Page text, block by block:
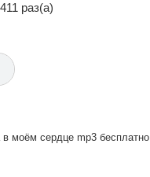
раз(а)
моём сердце mp3 бесплатно